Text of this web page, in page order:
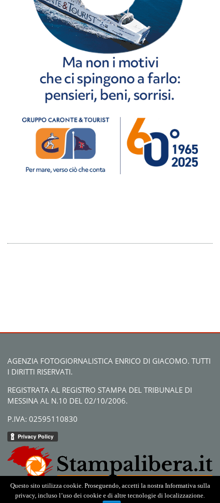
AGENZIA FOTOGIORNALISTICA ENRICO DI GIACOMO. TUTTI
I DIRITTI RISERVATI.
REGISTRATA AL REGISTRO STAMPA DEL TRIBUNALE DI
MESSINA AL N.10 DEL 02/10/2006.
P.IVA: 02595110830
Questo sito utilizza cookie. Proseguendo, accetti la nostra Informativa sulla
privacy, incluso l’uso dei cookie e di altre tecnologie di localizzazione.